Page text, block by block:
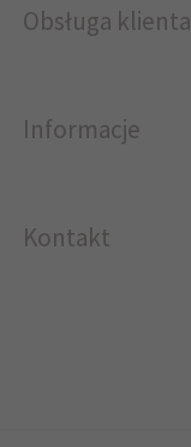
Obsługa klienta
Informacje
Kontakt